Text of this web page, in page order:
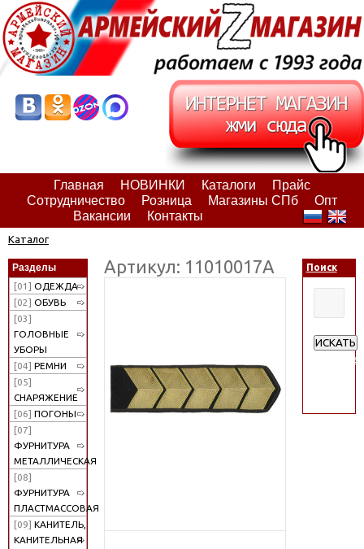
Главная НОВИНКИ Каталоги
Прайс
Сотрудничество
Розница Магазины СПб
Опт
Вакансии
Контакты
Каталог
Разделы
[01] ОДЕЖДА
[02] ОБУВЬ
[03]
ГОЛОВНЫЕ
УБОРЫ
[04] РЕМНИ
[05]
СНАРЯЖЕНИЕ
[06] ПОГОНЫ
[07]
ФУРНИТУРА
МЕТАЛЛИЧЕСКАЯ
[08]
ФУРНИТУРА
ПЛАСТМАССОВАЯ
[09] КАНИТЕЛЬ,
КАНИТЕЛЬНАЯ
Артикул: 11010017А Поиск
ИСКАТЬ